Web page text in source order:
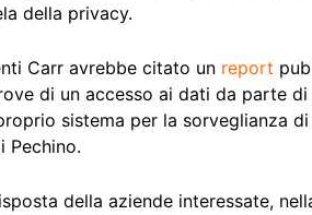
della privacy.
Carr avrebbe citato un report
di un accesso ai dati da parte
sistema per la sorveglianza
Pechino.
della aziende interessate,